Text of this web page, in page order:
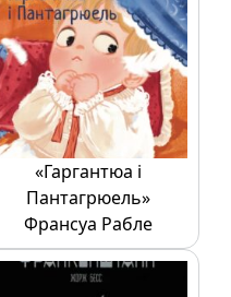
«Гаргантюа і
Пантагрюель»
Франсуа Рабле